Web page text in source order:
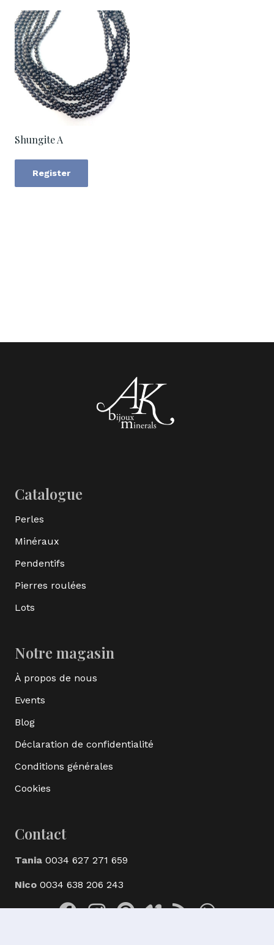
Shungite A
Register
Catalogue
Perles
Minéraux
Pendentifs
Pierres roulées
Lots
Notre magasin
À propos de nous
Events
Blog
Déclaration de confidentialité
Conditions générales
Cookies
Contact
Tania 0034 627 271 659
Nico 0034 638 206 243